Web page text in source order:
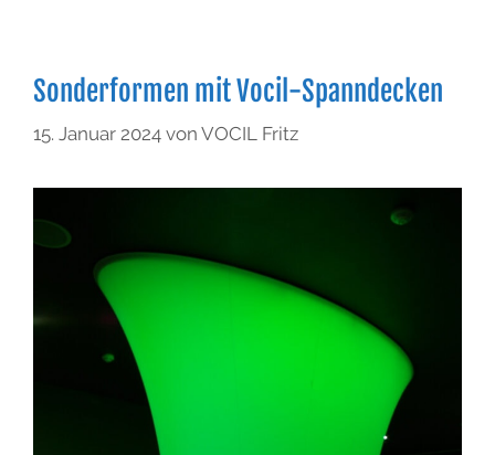
Sonderformen mit Vocil-Spanndecken
15. Januar 2024 von VOCIL Fritz